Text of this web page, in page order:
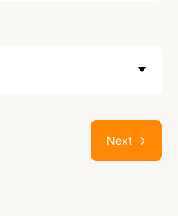
Next →